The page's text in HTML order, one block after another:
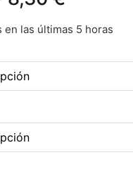
en las últimas 5 horas